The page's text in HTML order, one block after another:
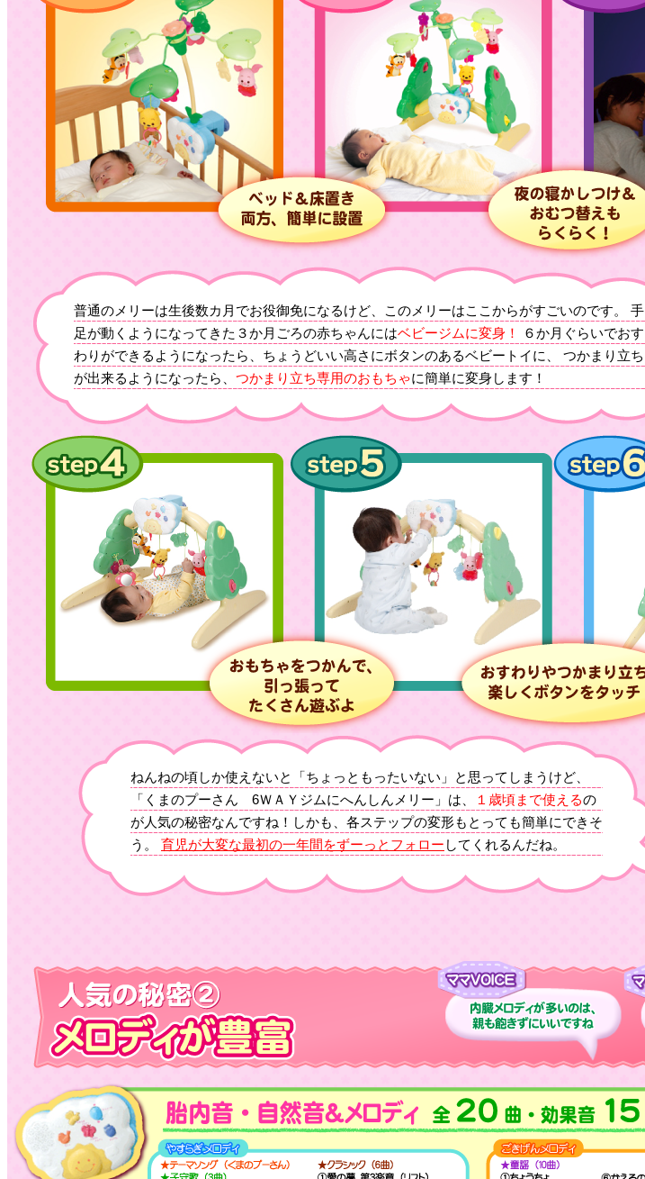
普通のメリーは生後数カ月でお役御免になるけど、このメリーはここからがすごいのです。 手
足が動くようになってきた３か月ごろの赤ちゃんにはベビージムに変身！
６か月ぐらいでおす
わりができるようになったら、ちょうどいい高さにボタンのあるベビートイに、 つかまり立ち
が出来るようになったら、 つかまり立ち専用のおもちゃに簡単に変身します！
ねんねの頃しか使えないと「ちょっともったいない」と思ってしまうけど、
「くまのプーさん 6ＷＡＹジムにへんしんメリー」は、
１歳頃まで使えるの
が人気の秘密なんですね！しかも、各ステップの変形もとっても簡単にできそ
う。 育児が大変な最初の一年間をずーっとフォロー してくれるんだね。